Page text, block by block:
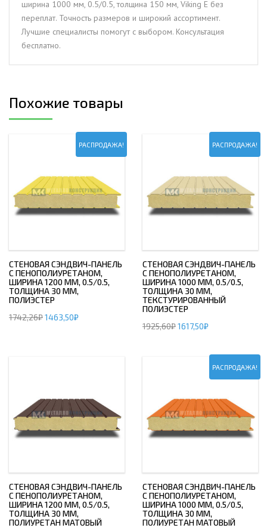
толщина
150
Viking
E
ширина 1000 мм, 0.5/0.5, толщина 150 мм, Viking E без
переплат. Точность размеров и широкий ассортимент.
Лучшие специалисты помогут с выбором. Консультация
бесплатно.
Похожие товары
РАСПРОДАЖА!
СТЕНОВАЯ СЭНДВИЧ-ПАНЕЛЬ
С ПЕНОПОЛИУРЕТАНОМ,
ШИРИНА 1200 ММ, 0.5/0.5,
ТОЛЩИНА 30 ММ,
ПОЛИЭСТЕР
1742,26₽1463,50₽
РАСПРОДАЖА!
СТЕНОВАЯ СЭНДВИЧ-ПАНЕЛЬ
С ПЕНОПОЛИУРЕТАНОМ,
ШИРИНА 1000 ММ, 0.5/0.5,
ТОЛЩИНА 30 ММ,
ТЕКСТУРИРОВАННЫЙ
ПОЛИЭСТЕР
1925,60₽1617,50₽
СТЕНОВАЯ СЭНДВИЧ-ПАНЕЛЬ
С ПЕНОПОЛИУРЕТАНОМ,
ШИРИНА 1200 ММ, 0.5/0.5,
ТОЛЩИНА 30 ММ,
ПОЛИУРЕТАН МАТОВЫЙ
РАСПРОДАЖА!
СТЕНОВАЯ СЭНДВИЧ-ПАНЕЛЬ
С ПЕНОПОЛИУРЕТАНОМ,
ШИРИНА 1000 ММ, 0.5/0.5,
ТОЛЩИНА 30 ММ,
ПОЛИУРЕТАН МАТОВЫЙ